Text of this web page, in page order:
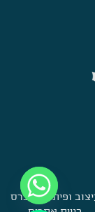
ופיתוח:סברס